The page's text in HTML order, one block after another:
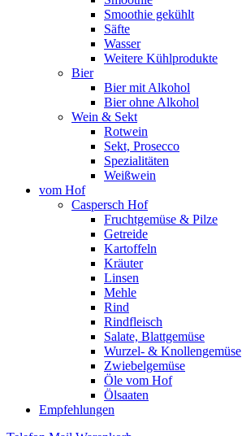
Smoothie gekühlt
Säfte
Wasser
Weitere Kühlprodukte
Bier
Bier mit Alkohol
Bier ohne Alkohol
Wein & Sekt
Rotwein
Sekt, Prosecco
Spezialitäten
Weißwein
vom Hof
Caspersch Hof
Fruchtgemüse & Pilze
Getreide
Kartoffeln
Kräuter
Linsen
Mehle
Rind
Rindfleisch
Salate, Blattgemüse
Wurzel- & Knollengemüse
Zwiebelgemüse
Öle vom Hof
Ölsaaten
Empfehlungen